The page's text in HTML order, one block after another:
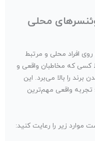
محلی
افراد محلی و مرتبط
کسی که مخاطبان واقعی و
برند را بالا می‌برد. این
تجربه واقعی مهم‌ترین
موارد زیر را رعایت کنید: